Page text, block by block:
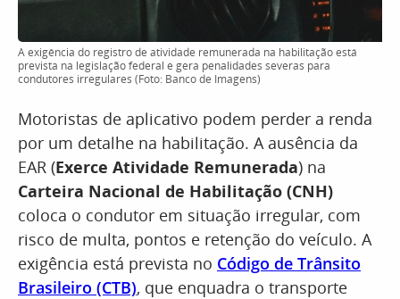
A exigência do registro de atividade remunerada na habilitação está
prevista na legislação federal e gera penalidades severas para
condutores irregulares (Foto: Banco de Imagens)
Motoristas de aplicativo podem perder a renda
por um detalhe na habilitação. A ausência da
EAR (Exerce Atividade Remunerada) na
Carteira Nacional de Habilitação (CNH)
coloca o condutor em situação irregular, com
risco de multa, pontos e retenção do veículo. A
exigência está prevista no Código de Trânsito
Brasileiro (CTB), que enquadra o transporte